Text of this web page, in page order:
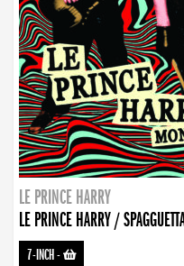
LE PRINCE HARRY
LE PRINCE HARRY /
7-INCH-